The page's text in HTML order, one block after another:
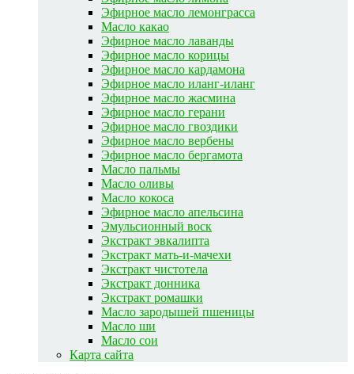
Эфирное масло лемонграсса
Масло какао
Эфирное масло лаванды
Эфирное масло корицы
Эфирное масло кардамона
Эфирное масло иланг-иланг
Эфирное масло жасмина
Эфирное масло герани
Эфирное масло гвоздики
Эфирное масло вербены
Эфирное масло бергамота
Масло пальмы
Масло оливы
Масло кокоса
Эфирное масло апельсина
Эмульсионный воск
Экстракт эвкалипта
Экстракт мать-и-мачехи
Экстракт чистотела
Экстракт донника
Экстракт ромашки
Масло зародышей пшеницы
Масло ши
Масло сои
Карта сайта